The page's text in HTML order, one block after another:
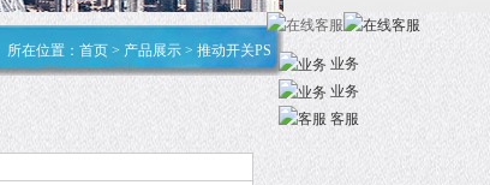
所在位置： 首页 > 产品展示 > 推动开关PS
业务
业务
客服